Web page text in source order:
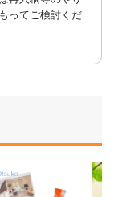
ってご検討くだ